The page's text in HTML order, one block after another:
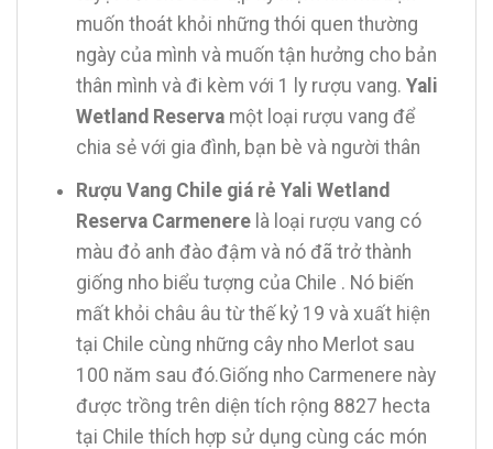
muốn thoát khỏi những thói quen thường
ngày của mình và muốn tận hưởng cho bản
thân mình và đi kèm với 1 ly rượu vang. Yali
Wetland Reservamột loại rượu vang để
chia sẻ với gia đình, bạn bè và người thân
Rượu Vang Chile giá rẻ Yali Wetland
Reserva Carmenerelà loại rượu vang có
màu đỏ anh đào đậm và nó đã trở thành
giống nho biểu tượng của Chile . Nó biến
mất khỏi châu âu từ thế kỷ 19 và xuất hiện
tại Chile cùng những cây nho Merlot sau
100 năm sau đó.Giống nho Carmenere này
được trồng trên diện tích rộng 8827 hecta
tại Chile thích hợp sử dụng cùng các món